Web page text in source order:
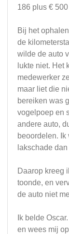
186 plus €
Bij het
de
wilde de auto
lukte niet. Het
medewerker
maar liet die
bereiken was
vogelpoep en
andere auto,
beoordelen.
lakschade
Daarop kreeg
toonde, en
de auto niet
Ik belde
en wees mij